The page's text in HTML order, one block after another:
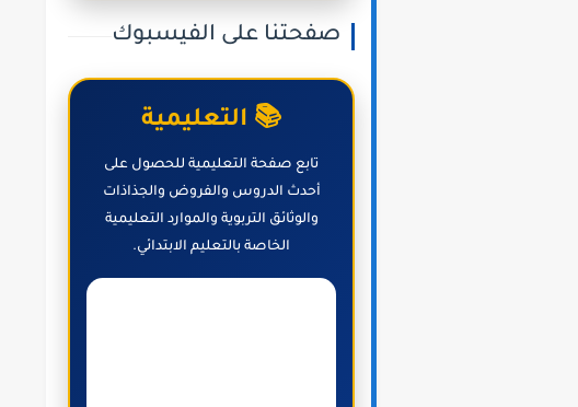
صفحتنا على الفيسبوك
📚 التعليمية
تابع صفحة التعليمية للحصول على
أحدث الدروس والفروض والجذاذات
والوثائق التربوية والموارد التعليمية
الخاصة بالتعليم الابتدائي.